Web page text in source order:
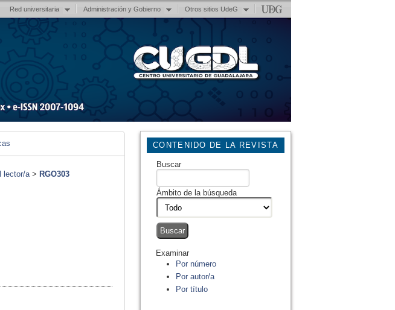
Red universitaria Administración y Gobierno Otros sitios UdeG
CONTENIDO DE LA REVISTA
Buscar
Ámbito de la búsqueda
Examinar
Por número
Por autor/a
Por título
lector/a> RGO303